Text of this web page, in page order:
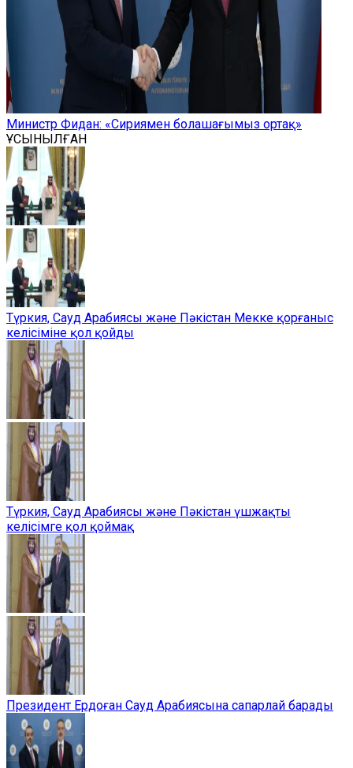
Министр Фидан: «Сириямен болашағымыз ортақ»
ҰСЫНЫЛҒАН
Түркия, Сауд Арабиясы және Пәкістан Мекке қорғаныс
келісіміне қол қойды
Түркия, Сауд Арабиясы және Пәкістан үшжақты
келісімге қол қоймақ
Президент Ердоған Сауд Арабиясына сапарлай барады